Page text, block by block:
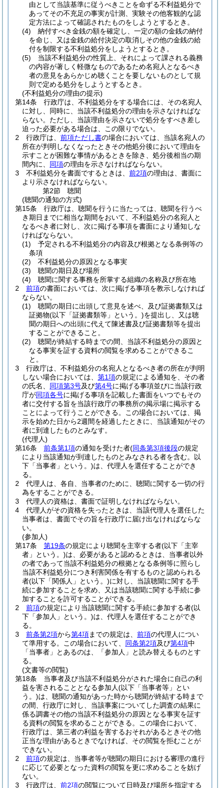
由として当該基準に従うべきことを命ずる不利益処分で
あってその不充足の事実が計測、実験その他客観的な認
定方法によって確認されたものをしようとするとき。
(4)
納付すべき金銭の額を確定し、一定の額の金銭の納付
を命じ、又は金銭の給付決定の取消しその他の金銭の給
付を制限する不利益処分をしようとするとき。
(5)
当該不利益処分の性質上、それによって課される義務
の内容が著しく軽微なものであるため名宛人となるべき
者の意見をあらかじめ聴くことを要しないものとして規
則で定める処分をしようとするとき。
(不利益処分の理由の提示)
第14条
行政庁は、不利益処分をする場合には、その名宛人
に対し、同時に、当該不利益処分の理由を示さなければな
らない。 ただし、当該理由を示さないで処分をすべき差し
迫った必要がある場合は、この限りでない。
2
行政庁は、 前項ただし書の場合においては、当該名宛人の
所在が判明しなくなったときその他処分後において理由を
示すことが困難な事情があるときを除き、処分後相当の期
間内に、 同項の理由を示さなければならない。
3
不利益処分を書面でするときは、 前2項の理由は、書面に
より示さなければならない。
第2節
聴聞
(聴聞の通知の方式)
第15条
行政庁は、聴聞を行うに当たっては、聴聞を行うべ
き期日までに相当な期間をおいて、不利益処分の名宛人と
なるべき者に対し、次に掲げる事項を書面により通知しな
ければならない。
(1)
予定される不利益処分の内容及び根拠となる条例等の
条項
(2)
不利益処分の原因となる事実
(3)
聴聞の期日及び場所
(4)
聴聞に関する事務を所掌する組織の名称及び所在地
2
前項の書面においては、次に掲げる事項を教示しなければ
ならない。
(1)
聴聞の期日に出頭して意見を述べ、及び証拠書類又は
証拠物(以下「証拠書類等」という。)を提出し、又は聴
聞の期日への出頭に代えて陳述書及び証拠書類等を提出
することができること。
(2)
聴聞が終結する時までの間、当該不利益処分の原因と
なる事実を証する資料の閲覧を求めることができるこ
と。
3
行政庁は、不利益処分の名宛人となるべき者の所在が判明
しない場合においては、 第1項の規定による通知を、その者
の氏名、 同項第3号及び第4号に掲げる事項並びに当該行政
庁が同項各号に掲げる事項を記載した書面をいつでもその
者に交付する旨を当該行政庁の事務所の掲示場に掲示する
ことによって行うことができる。
この場合においては、掲
示を始めた日から2週間を経過したときに、当該通知がその
者に到達したものとみなす。
(代理人)
第16条
前条第1項の通知を受けた者(同条第3項後段の規定
により当該通知が到達したものとみなされる者を含む。以
下「当事者」という。)は、代理人を選任することができ
る。
2
代理人は、各自、当事者のために、聴聞に関する一切の行
為をすることができる。
3
代理人の資格は、書面で証明しなければならない。
4
代理人がその資格を失ったときは、当該代理人を選任した
当事者は、書面でその旨を行政庁に届け出なければならな
い。
(参加人)
第17条
第19条の規定により聴聞を主宰する者(以下「主宰
者」という。)は、必要があると認めるときは、当事者以外
の者であって当該不利益処分の根拠となる条例等に照らし
当該不利益処分につき利害関係を有するものと認められる
者(以下「関係人」という。)に対し、当該聴聞に関する手
続に参加することを求め、又は当該聴聞に関する手続に参
加することを許可することができる。
2
前項の規定により当該聴聞に関する手続に参加する者(以
下「参加人」という。)は、代理人を選任することができ
る。
3
前条第2項から第4項までの規定は、 前項の代理人につい
て準用する。
この場合において、 同条第2項及び第4項中
「当事者」とあるのは、「参加人」と読み替えるものとす
る。
(文書等の閲覧)
第18条
当事者及び当該不利益処分がされた場合に自己の利
益を害されることとなる参加人(以下「当事者等」とい
う。)は、聴聞の通知があった時から聴聞が終結する時まで
の間、行政庁に対し、当該事案についてした調査の結果に
係る調書その他の当該不利益処分の原因となる事実を証す
る資料の閲覧を求めることができる。
この場合において、
行政庁は、第三者の利益を害するおそれがあるときその他
正当な理由があるときでなければ、その閲覧を拒むことが
できない。
2
前項の規定は、当事者等が聴聞の期日における審理の進行
に応じて必要となった資料の閲覧を更に求めることを妨げ
ない。
3
行政庁は、 前2項の閲覧について日時及び場所を指定する